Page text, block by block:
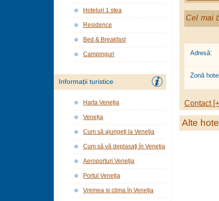
Cel mai
Adresă:
Zonă
Contact
Alte
Hoteluri 1 stea
Residence
Bed & Breakfast
Campinguri
Informații turistice
Harta Veneţia
Veneția
Cum să ajungeţi la Veneţia
Cum să vă deplasaţi în Veneţia
Aeroporturi Veneţia
Portul Veneţia
Vremea şi clima în Veneţia